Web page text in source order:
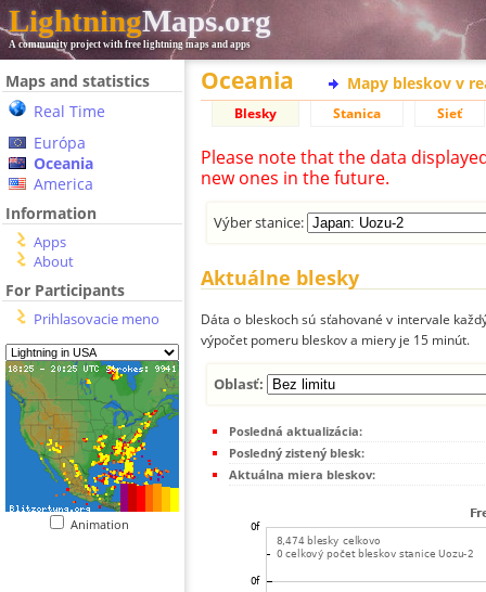
LightningMaps.org
A community project with free lightning maps and apps
Maps and statistics
Real Time
Európa
Oceania
America
Information
Apps
About
For Participants
Prihlasovacie meno
Animation
Oceania Mapy bleskov v
Blesky Stanica Sieť
Please note that the data
new ones in the future.
Výber stanice:
Aktuálne blesky
Dáta o bleskoch sú sťahované v intervale
výpočet pomeru bleskov a miery je 15 minút.
Oblasť:
Posledná aktualizácia:
Posledný zistený blesk:
Aktuálna miera bleskov: